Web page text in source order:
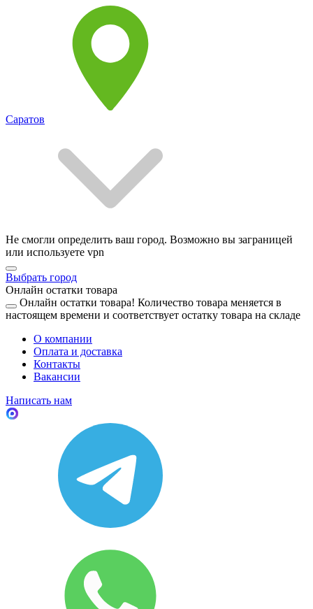
Саратов
Не смогли определить ваш город. Возможно вы заграницей
или используете vpn
Выбрать город
Онлайн остатки товара
Онлайн остатки товара! Количество товара меняется в
настоящем времени и соответствует остатку товара на складе
О компании
Оплата и доставка
Контакты
Вакансии
Написать нам